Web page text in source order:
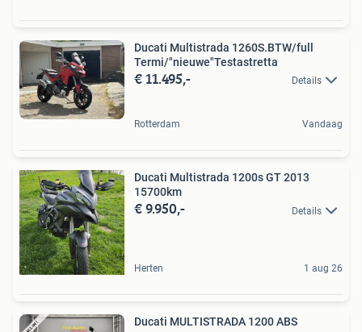
Ducati Multistrada 1260S.BTW/full
Termi/"nieuwe"Testastretta
€ 11.495,- Details
Rotterdam Vandaag
Ducati Multistrada 1200s GT 2013
15700km
€ 9.950,- Details
Herten 1 aug 26
Ducati MULTISTRADA 1200 ABS